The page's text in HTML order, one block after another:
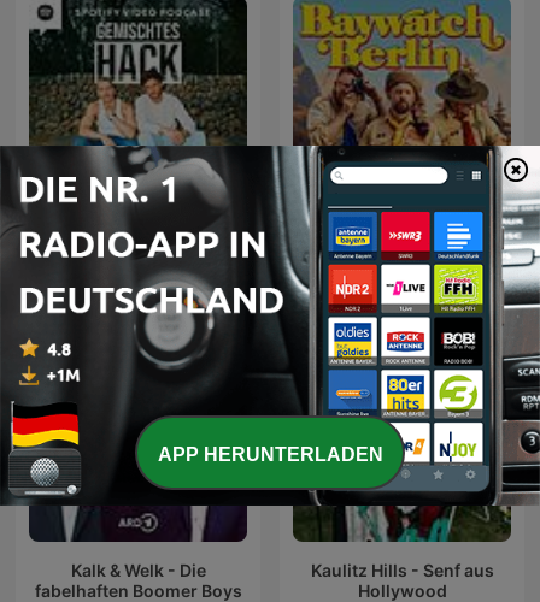
Gemischtes Hack Baywatch Berlin
Kalk & Welk - Die
fabelhaften Boomer Boys
Kaulitz Hills - Senf aus
Hollywood
APP HERUNTERLADEN